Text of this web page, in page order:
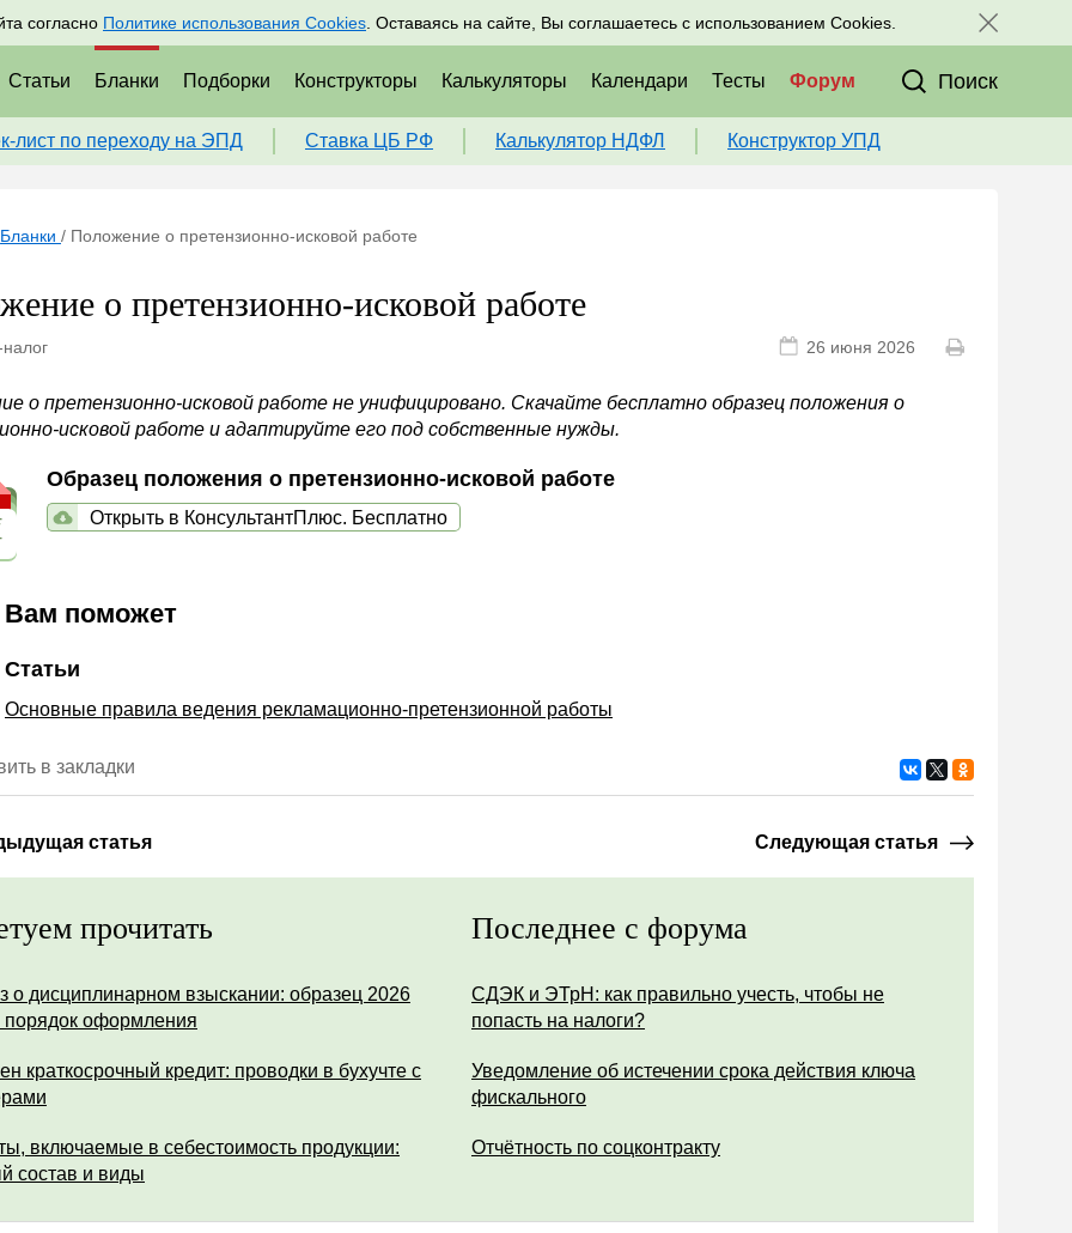
согласно Политике использования Cookies . Оставаясь на сайте, Вы соглашаетесь с использованием Cookies.
Подписаться Присоединяйтесь к нам в соц. сетях:
Статьи Бланки Подборки Конструкторы Калькуляторы Календари Тесты Форум Поиск
лист по переходу на ЭПД Ставка ЦБ РФ Калькулятор НДФЛ Конструктор УПД
Бланки / Положение о претензионно-исковой работе
о претензионно-исковой работе
26 июня 2026
о претензионно-исковой работе не унифицировано. Скачайте бесплатно образец положения о
исковой работе и адаптируйте его под собственные нужды.
Образец положения о претензионно-исковой работе
Открыть в КонсультантПлюс. Бесплатно
Вам поможет
Статьи
Основные правила ведения рекламационно-претензионной работы
в закладки
статья Следующая статья
прочитать
о дисциплинарном взыскании: образец 2026
порядок оформления
краткосрочный кредит: проводки в бухучте с
включаемые в себестоимость продукции:
состав и виды
Последнее с форума
СДЭК и ЭТрН: как правильно учесть, чтобы не
попасть на налоги?
Уведомление об истечении срока действия ключа
фискального
Отчётность по соцконтракту